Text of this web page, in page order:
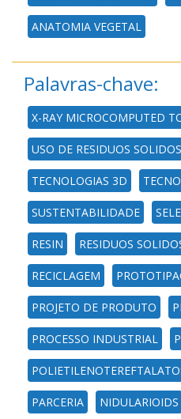
ANATOMIA VEGETAL
Palavras-chave:
X-RAY MICROCOMPUTED
USO DE RESIDUOS SOLIDOS
TECNOLOGIAS 3D
SUSTENTABILIDADE
RESIN RESIDUOS
RECICLAGEM
PROJETO DE PRODUTO
PROCESSO INDUSTRIAL
PARCERIA NIDULARIOIDS